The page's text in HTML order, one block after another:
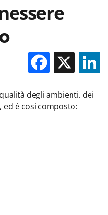
X
degli ambienti, dei
ed è cosi composto: